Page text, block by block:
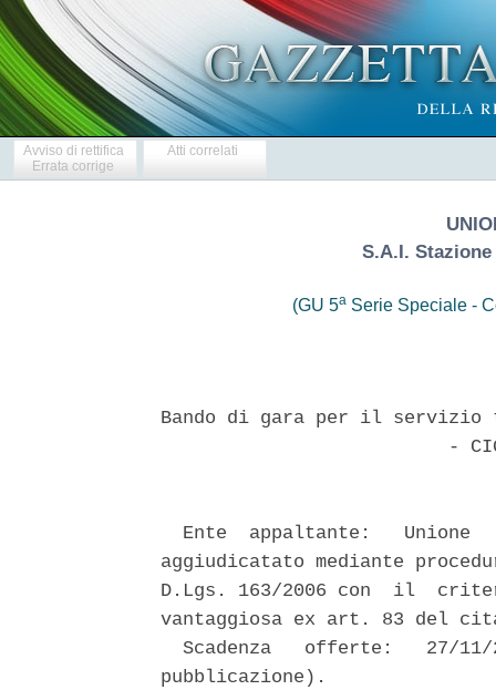
Avviso di rettifica
Errata corrige
Atti correlati
S.A.I.
(GU 5aSerie Speciale -
Bando di gara per il servizio
-
Ente  appaltante:   Unione
aggiudicatato mediante
D.Lgs. 163/2006 con  il
vantaggiosa ex art. 83 del
Scadenza   offerte:   27/
pubblicazione).